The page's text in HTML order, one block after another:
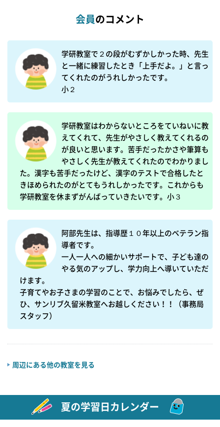
会員のコメント
学研教室で２の段がむずかしかった時、先生
と一緒に練習したとき「上手だよ。」と言っ
てくれたのがうれしかったです。
小２
学研教室はわからないところをていねいに教
えてくれて、先生がやさしく教えてくれるの
が良いと思います。苦手だったかさや筆算も
やさしく先生が教えてくれたのでわかりまし
た。漢字も苦手だったけど、漢字のテストで合格したと
きほめられたのがとてもうれしかったです。これからも
学研教室を休まずがんばっていきたいです。小３
阿部先生は、指導歴１０年以上のベテラン指
導者です。
一人一人への細かいサポートで、子ども達の
やる気のアップし、学力向上へ導いていただ
けます。
子育てやお子さまの学習のことで、お悩みでしたら、ぜ
ひ、サンリブ久留米教室へお越しください！！（事務局
スタッフ）
周辺にある他の教室を見る
夏の学習日カレンダー